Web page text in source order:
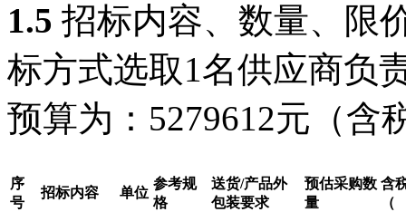
1.5 招标内容、数量、限
标方式选取1名供应商负
预算为：5279612元（含
序
号
招标内容 单位
参考规
格
送货/产品外
包装要求
预估采购数
量
含
（